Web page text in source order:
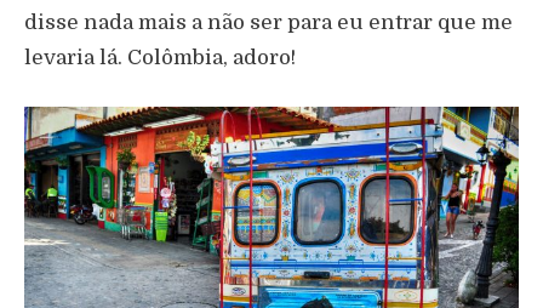
disse nada mais a não ser para eu entrar que me
levaria lá. Colômbia, adoro!